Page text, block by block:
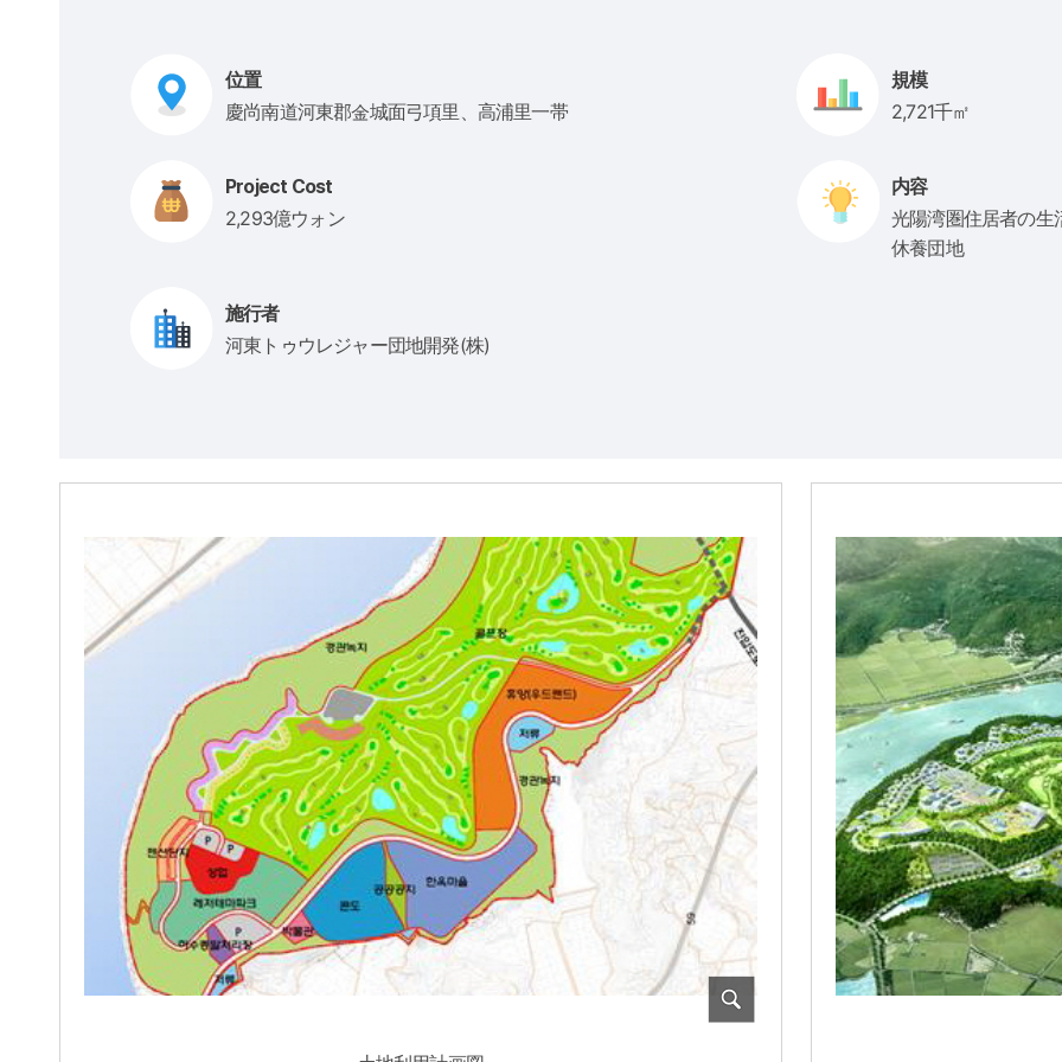
位置
慶尚南道河東郡金城面弓項里、高浦里一帯
規模
2,721千㎡
Project Cost
2,293億ウォン
内容
光陽湾圏住居者の生
休養団地
施行者
河東トゥウレジャー団地開発(株)